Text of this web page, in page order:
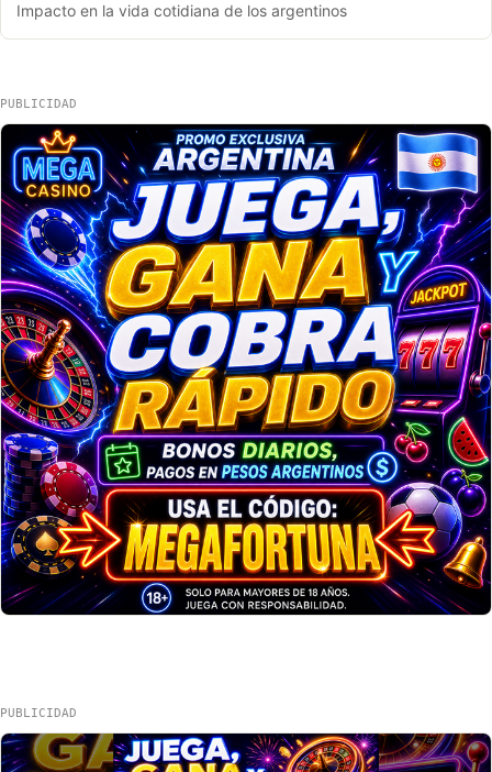
Impacto en la vida cotidiana de los argentinos
PUBLICIDAD
PUBLICIDAD